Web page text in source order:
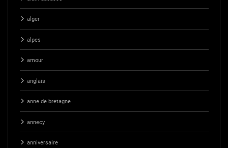
alger
alpes
amour
anglais
anne de bretagne
annecy
anniversaire